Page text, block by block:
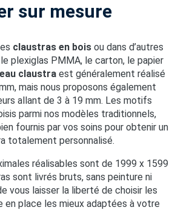
sur mesure
claustras en bois ou dans d’autres
plexiglas PMMA, le carton, le papier
claustra est généralement réalisé
mais nous proposons également
allant de 3 à 19 mm. Les motifs
parmi nos modèles traditionnels,
fournis par vos soins pour obtenir un
totalement personnalisé.
réalisables sont de 1999 x 1599
sont livrés bruts, sans peinture ni
vous laisser la liberté de choisir les
en place les mieux adaptées à votre